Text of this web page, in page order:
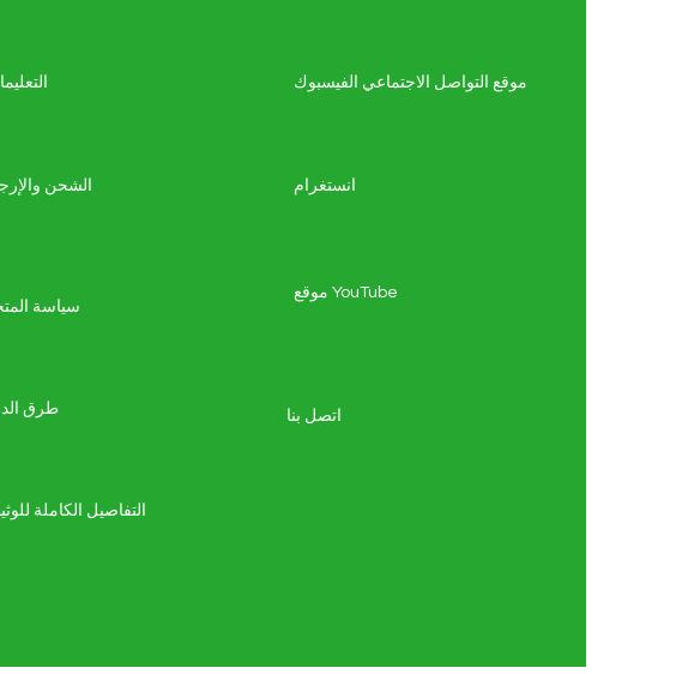
الشحن
سياسة
طرق
موقع التواصل الاجتماعي الفيسبوك
انستغرام
موقع YouTube
اتصل بنا
التفاصيل الكاملة